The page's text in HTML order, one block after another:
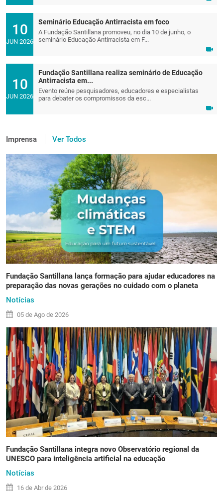
10
JUN 2026
Seminário Educação Antirracista em foco
A Fundação Santillana promoveu, no dia 10 de junho, o
seminário Educação Antirracista em F...
10
JUN 2026
Fundação Santillana realiza seminário de Educação
Antirracista em...
Evento reúne pesquisadores, educadores e especialistas
para debater os compromissos da esc...
Imprensa Ver Todos
Fundação Santillana lança formação para ajudar educadores na
preparação das novas gerações no cuidado com o planeta
Notícias
05 de Ago de 2026
Fundação Santillana integra novo Observatório regional da
UNESCO para inteligência artificial na educação
Notícias
16 de Abr de 2026